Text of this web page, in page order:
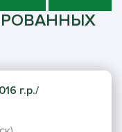
г.р./